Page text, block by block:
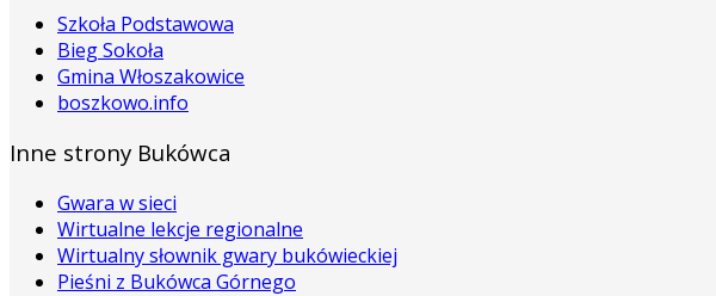
Szkoła Podstawowa
Bieg Sokoła
Gmina Włoszakowice
boszkowo.info
Inne strony Bukówca
Gwara w sieci
Wirtualne lekcje regionalne
Wirtualny słownik gwary bukówieckiej
Pieśni z Bukówca Górnego